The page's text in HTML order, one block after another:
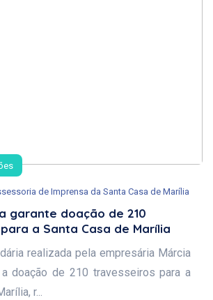
de Imprensa da Santa Casa de Marília
garante doação de 210
a Santa Casa de Marília
realizada pela empresária Márcia
a doação de 210 travesseiros para a
r...